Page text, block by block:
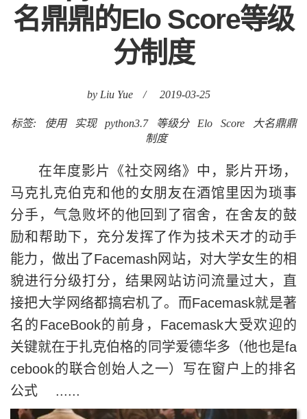
名鼎鼎的Elo Score等级
分制度
by Liu Yue / 2019-03-25
标签: 使用 实现 python3.7 等级分 Elo Score
大名鼎鼎
制度
在年度影片《社交网络》中，影片开场，
马克扎克伯克和他的女朋友在酒馆里因为琐事
分手，气急败坏的他回到了宿舍，在舍友的鼓
励和帮助下，充分发挥了作为技术天才的动手
能力，做出了Facemash网站，对大学女生的相
貌进行分级打分，结果网站访问流量过大，直
接把大学网络都搞宕机了。而Facemask就是著
名的FaceBook的前身，Facemask大受欢迎的
关键就在于扎克伯格的同学爱德华多（他也是fa
cebook的联合创始人之一）写在窗户上的排名
公式 ......